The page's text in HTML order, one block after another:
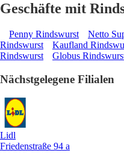
Geschäfte mit
Penny Rindswurst Netto
Rindswurst
Kaufland
Rindswurst
Globus
Nächstgelegene Filialen
Lidl
Friedenstraße 94 a